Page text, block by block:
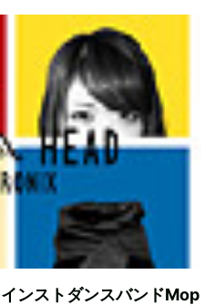
ンストダンスバンドMop